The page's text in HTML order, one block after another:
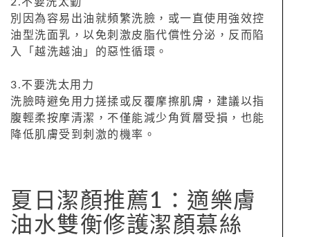
別因為容易出油就頻繁洗臉，或一直使用強效控
油型洗面乳，以免刺激皮脂代償性分泌，反而陷
入「越洗越油」的惡性循環。
3.不要洗太用力
洗臉時避免用力搓揉或反覆摩擦肌膚，建議以指
腹輕柔按摩清潔，不僅能減少角質層受損，也能
降低肌膚受到刺激的機率。
夏日潔顏推薦1：適樂膚
油水雙衡修護潔顏慕絲